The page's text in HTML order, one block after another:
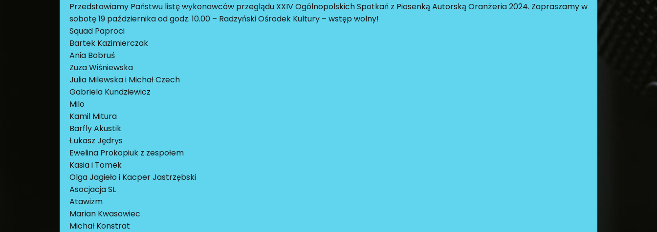
Przedstawiamy Państwu listę wykonawców przeglądu XXIV Ogólnopolskich Spotkań z Piosenką Autorską Oranżeria 2024. Zapraszamy w
sobotę 19 października od godz. 10.00 – Radzyński Ośrodek Kultury – wstęp wolny!
Squad Paproci
Bartek Kazimierczak
Ania Bobruś
Zuza Wiśniewska
Julia Milewska i Michał Czech
Gabriela Kundziewicz
Milo
Kamil Mitura
Barfly Akustik
Łukasz Jędrys
Ewelina Prokopiuk z zespołem
Kasia i Tomek
Olga Jagieło i Kacper Jastrzębski
Asocjacja SL
Atawizm
Marian Kwasowiec
Michał Konstrat